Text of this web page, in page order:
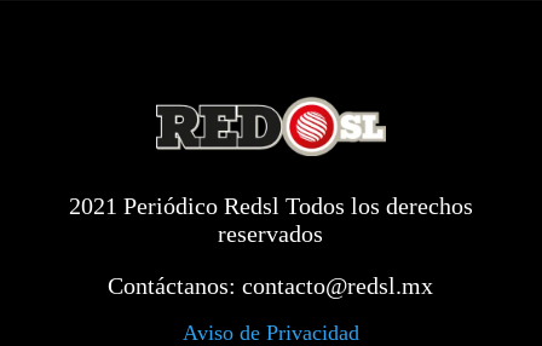
2021 Periódico Redsl Todos los derechos
reservados
Contáctanos:contacto@redsl.mx
Aviso de Privacidad